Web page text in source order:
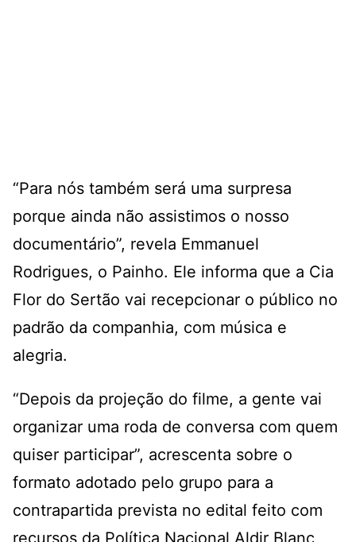
“Para nós também será uma surpresa
porque ainda não assistimos o nosso
documentário”, revela Emmanuel
Rodrigues, o Painho. Ele informa que a Cia
Flor do Sertão vai recepcionar o público no
padrão da companhia, com música e
alegria.
“Depois da projeção do filme, a gente vai
organizar uma roda de conversa com quem
quiser participar”, acrescenta sobre o
formato adotado pelo grupo para a
contrapartida prevista no edital feito com
recursos da Política Nacional Aldir Blanc